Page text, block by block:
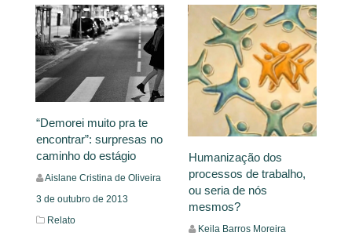
“Demorei muito pra te
encontrar”: surpresas no
caminho do estágio
Aislane Cristina de Oliveira
3 de outubro de 2013
Relato
Humanização dos
processos de trabalho,
ou seria de nós
mesmos?
Keila Barros Moreira